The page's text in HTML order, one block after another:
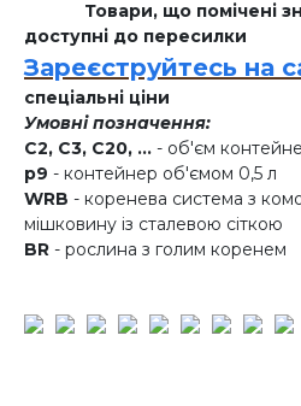
Товари, що помічені
доступні до пересилки
Зареєструйтесь на
спеціальні ціни
Умовні позначення:
C2, C3, C20, ... - об'єм
p9 - контейнер об'ємом 0,5 л
WRB - коренева система з
мішковину із сталевою сіткою
BR - рослина з голим коренем